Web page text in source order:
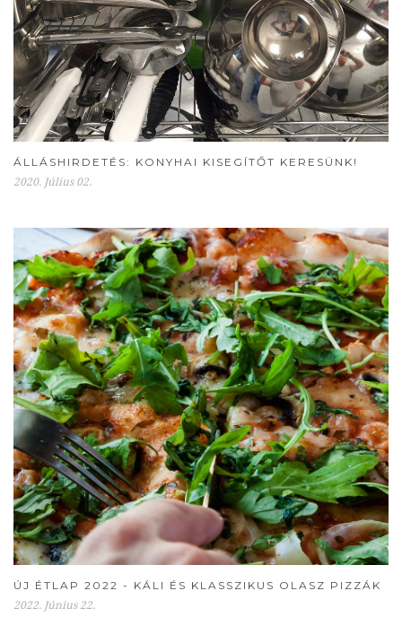
ÁLLÁSHIRDETÉS: KONYHAI KISEGÍTŐT KERESÜNK!
2020. Július 02.
ÚJ ÉTLAP 2022 - KÁLI ÉS KLASSZIKUS OLASZ PIZZÁK
2022. Június 22.